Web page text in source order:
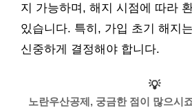
지 가능하며, 해지 시점에 따라
있습니다. 특히, 가입 초기 해지
신중하게 결정해야 합니다.
💡
노란우산공제, 궁금한 점이 많으시